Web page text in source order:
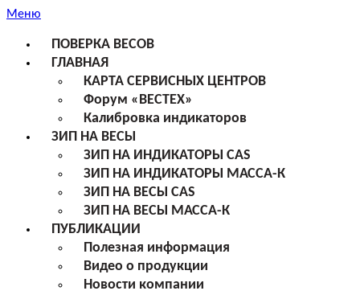
Меню
ПОВЕРКА ВЕСОВ
ГЛАВНАЯ
КАРТА СЕРВИСНЫХ ЦЕНТРОВ
Форум «ВЕСТЕХ»
Калибровка индикаторов
ЗИП НА ВЕСЫ
ЗИП НА ИНДИКАТОРЫ CAS
ЗИП НА ИНДИКАТОРЫ МАССА-К
ЗИП НА ВЕСЫ CAS
ЗИП НА ВЕСЫ МАССА-К
ПУБЛИКАЦИИ
Полезная информация
Видео о продукции
Новости компании